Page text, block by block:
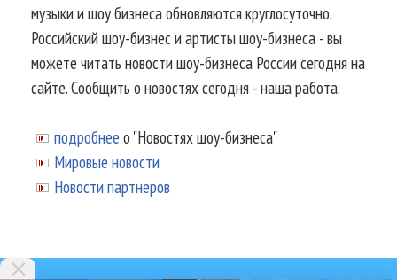
музыки и шоу бизнеса обновляются круглосуточно.
Российский шоу-бизнес и артисты шоу-бизнеса - вы
можете читать новости шоу-бизнеса России сегодня на
сайте. Сообщить о новостях сегодня - наша работа.
подробнее о "Новостях шоу-бизнеса"
Мировые новости
Новости партнеров